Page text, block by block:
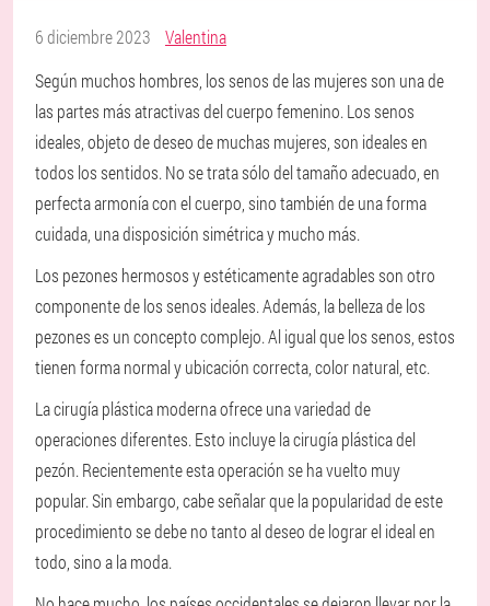
6 diciembre 2023
Valentina
Según muchos hombres, los senos de las mujeres son una de
las partes más atractivas del cuerpo femenino. Los senos
ideales, objeto de deseo de muchas mujeres, son ideales en
todos los sentidos. No se trata sólo del tamaño adecuado, en
perfecta armonía con el cuerpo, sino también de una forma
cuidada, una disposición simétrica y mucho más.
Los pezones hermosos y estéticamente agradables son otro
componente de los senos ideales. Además, la belleza de los
pezones es un concepto complejo. Al igual que los senos, estos
tienen forma normal y ubicación correcta, color natural, etc.
La cirugía plástica moderna ofrece una variedad de
operaciones diferentes. Esto incluye la cirugía plástica del
pezón. Recientemente esta operación se ha vuelto muy
popular. Sin embargo, cabe señalar que la popularidad de este
procedimiento se debe no tanto al deseo de lograr el ideal en
todo, sino a la moda.